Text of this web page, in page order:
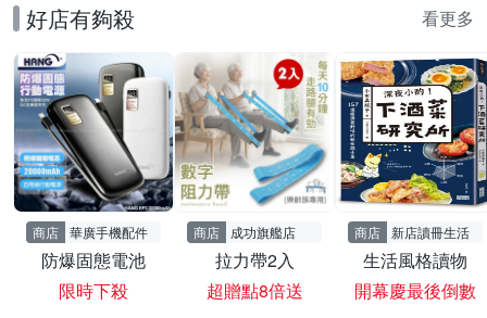
好店有夠殺 看更多
商店 華廣手機配件
防爆固態電池
限時下殺
商店 成功旗艦店
拉力帶2入
超贈點8倍送
商店 新店讀冊生活
生活風格讀物
開幕慶最後倒數